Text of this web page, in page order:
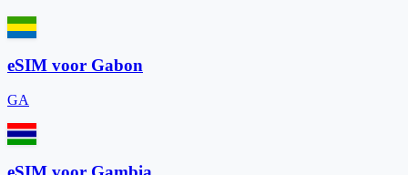
eSIM voor Gabon
GA